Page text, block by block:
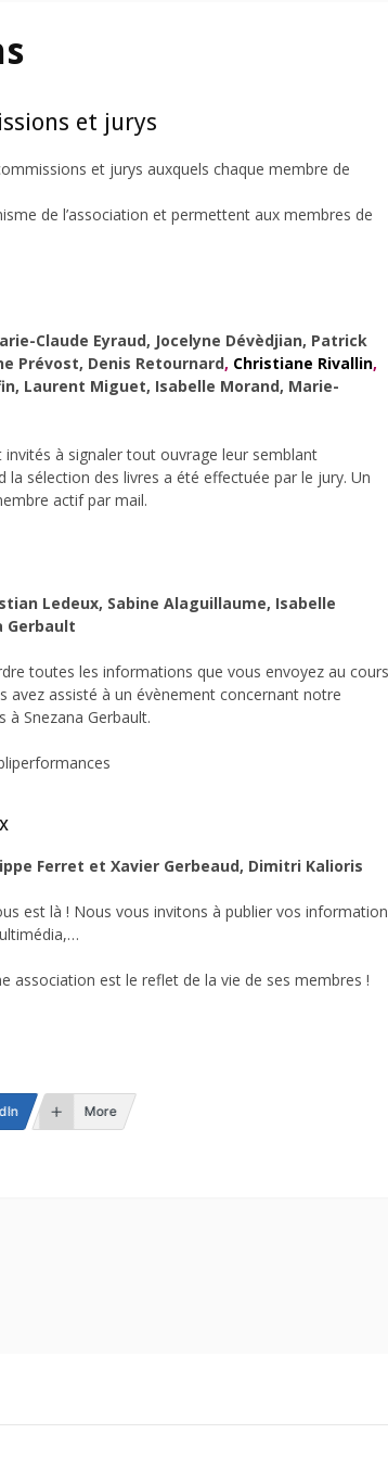
et jurys
et jurys auxquels chaque membre de
de l’association et permettent aux membres de
Claude Eyraud, Jocelyne Dévèdjian, Patrick
Prévost, Denis Retournard, Christiane Rivallin,
Laurent Miguet, Isabelle Morand, Marie-
à signaler tout ouvrage leur semblant
sélection des livres a été effectuée par le jury. Un
actif par mail.
Ledeux, Sabine Alaguillaume, Isabelle
Gerbault
toutes les informations que vous envoyez au cours
avez assisté à un évènement concernant notre
à Snezana Gerbault.
Ferret et Xavier Gerbeaud, Dimitri Kalioris
est là ! Nous vous invitons à publier vos
association est le reflet de la vie de ses membres !
More